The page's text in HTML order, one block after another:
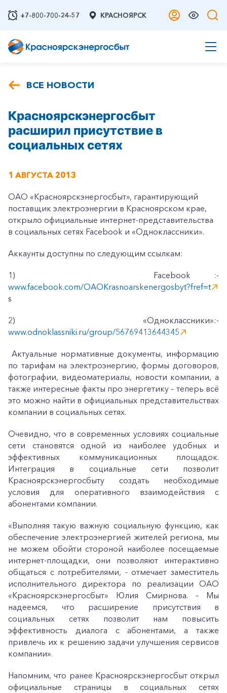
+7-800-700-24-57 КРАСНОЯРСК
ВСЕ НОВОСТИ
Красноярскэнергосбыт
расширил присутствие в
социальных сетях
1 АВГУСТА 2013
ОАО «Красноярскэнергосбыт», гарантирующий
поставщик электроэнергии в Красноярском крае,
открыло официальные интернет-представительства
в социальных сетях Facebook и «Одноклассники».
Аккаунты доступны по следующим ссылкам:
1) Facebook :-
www.facebook.com/OAOKrasnoarskenergosbyt?fref=t
s
2) «Одноклассники»:-
www.odnoklassniki.ru/group/56769413644345
Актуальные нормативные документы, информацию
по тарифам на электроэнергию, формы договоров,
фотографии, видеоматериалы, новости компании, а
также интересные факты про энергетику – теперь всё
это можно найти в официальных представительствах
компании в социальных сетях.
Очевидно, что в современных условиях социальные
сети становятся одной из наиболее удобных и
эффективных коммуникационных площадок.
Интеграция в социальные сети позволит
Красноярскэнергосбыту создать необходимые
условия для оперативного взаимодействия с
абонентами компании.
«Выполняя такую важную социальную функцию, как
обеспечение электроэнергией жителей региона, мы
не можем обойти стороной наиболее посещаемые
интернет-площадки, они позволяют интерактивно
общаться с потребителями, - отмечает заместитель
исполнительного директора по реализации ОАО
«Красноярскэнергосбыт» Юлия Смирнова. – Мы
надеемся, что расширение присутствия в
социальных сетях позволит нам повысить
эффективность диалога с абонентами, а также
привлечь их к решению задачи улучшения сервисов
компании».
Напомним, что ранее Красноярскэнергосбыт открыл
официальные страницы в социальных сетях